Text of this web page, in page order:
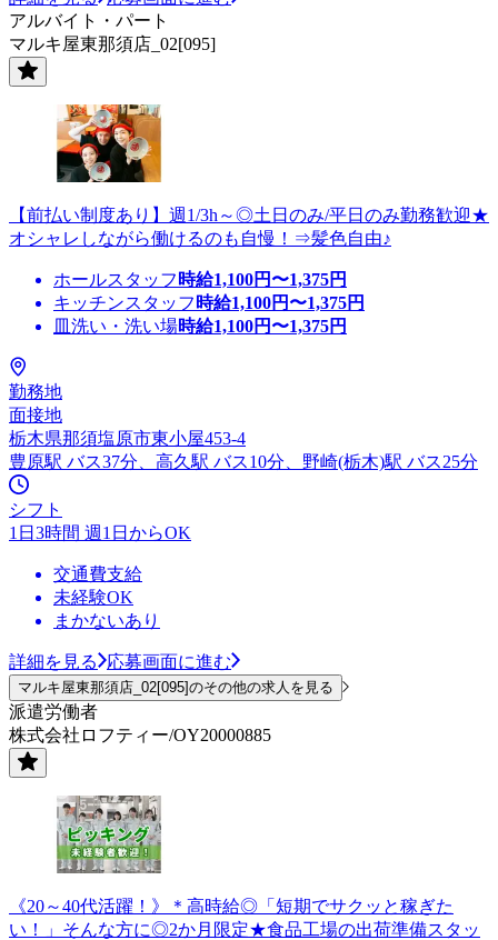
アルバイト・パート
マルキ屋東那須店_02[095]
【前払い制度あり】週1/3h～◎土日のみ/平日のみ勤務歓迎★
オシャレしながら働けるのも自慢！⇒髪色自由♪
ホールスタッフ 時給1,100円〜1,375円
キッチンスタッフ 時給1,100円〜1,375円
皿洗い・洗い場時給1,100円〜1,375円
勤務地
面接地
栃木県那須塩原市東小屋453‐4
豊原駅 バス37分、高久駅 バス10分、野崎(栃木)駅 バス25分
シフト
1日3時間 週1日からOK
交通費支給
未経験OK
まかないあり
詳細を見る 応募画面に進む
マルキ屋東那須店_02[095]のその他の求人を見る
派遣労働者
株式会社ロフティー/OY20000885
《20～40代活躍！》＊高時給◎「短期でサクッと稼ぎた
い！」そんな方に◎2か月限定★食品工場の出荷準備スタッ